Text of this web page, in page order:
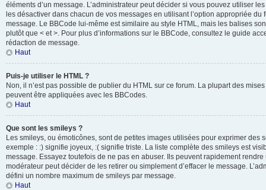
éléments d’un message. L’administrateur peut décider si vous pouvez utiliser
les désactiver dans chacun de vos messages en utilisant l’option appropriée
message. Le BBCode lui-même est similaire au style HTML, mais les balises
plutôt que < et >. Pour plus d’informations sur le BBCode, consultez le guide
rédaction de message.
Haut
Puis-je utiliser le HTML ?
Non, il n’est pas possible de publier du HTML sur ce forum. La plupart des
peuvent être appliquées avec les BBCodes.
Haut
Que sont les smileys ?
Les smileys, ou émoticônes, sont de petites images utilisées pour exprimer des
exemple : :) signifie joyeux, :( signifie triste. La liste complète des smileys est
message. Essayez toutefois de ne pas en abuser. Ils peuvent rapidement
modérateur peut décider de les retirer ou simplement d’effacer le message.
défini un nombre maximum de smileys par message.
Haut